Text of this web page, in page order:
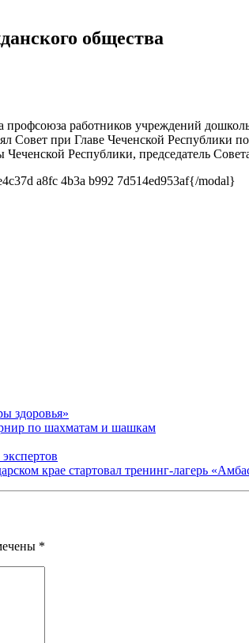
общества
работников учреждений
Совет при Главе Чеченской Республики
Республики, председатель
{/modal}
здоровья»
по шахматам и шашкам
крае стартовал тренинг-лагерь
*